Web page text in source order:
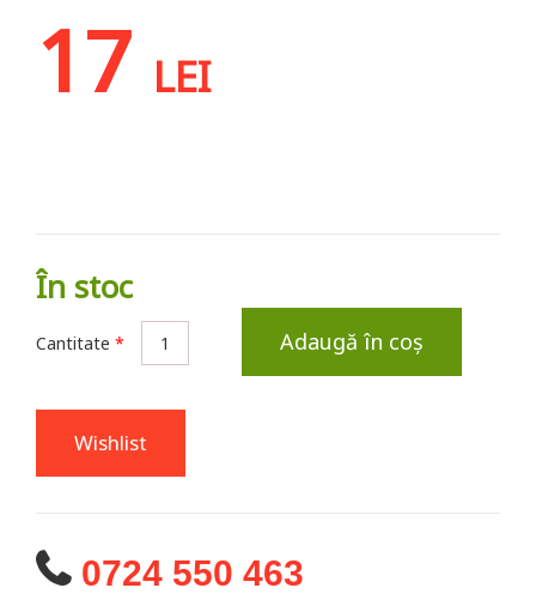
17 LEI
În stoc
Cantitate * Adaugă în coș
Wishlist
0724 550 463